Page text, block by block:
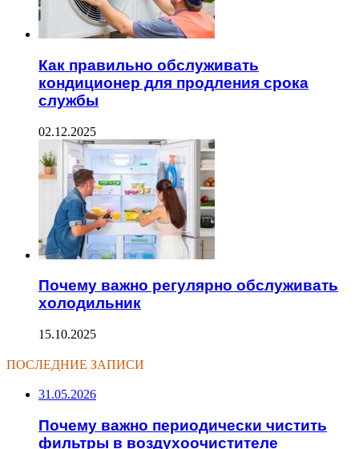
Как правильно обслуживать
кондиционер для продления срока
службы
02.12.2025
Почему важно регулярно обслуживать
холодильник
15.10.2025
ПОСЛЕДНИЕ ЗАПИСИ
31.05.2026
Почему важно периодически чистить
фильтры в воздухоочистителе